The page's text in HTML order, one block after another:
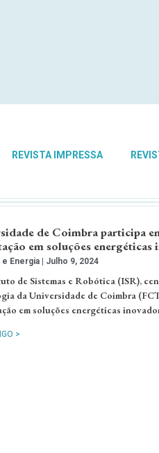
REVISTA IMPRESSA
de Coimbra participa
em soluções energéticas
e Energia Julho 9, 2024
de Sistemas e Robótica (ISR),
da Universidade de Coimbra
em soluções energéticas
>